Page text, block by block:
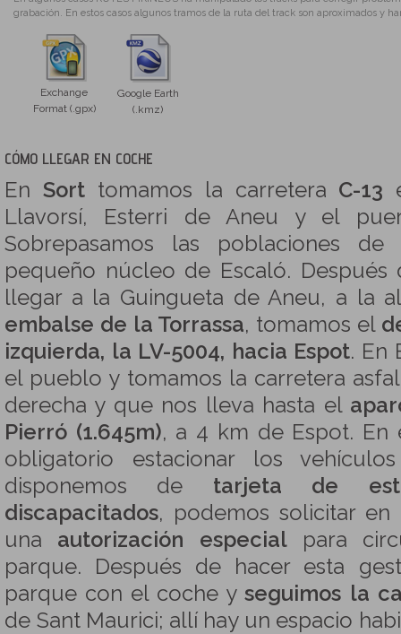
grabación. En estos casos algunos tramos de la ruta del track son aproximados y
Exchange
Format (.gpx)
Google Earth
(.kmz)
CÓMO LLEGAR EN COCHE
En Sorttomamos la carretera C-13
Llavorsí, Esterri de Aneu y el
Sobrepasamos las poblaciones
pequeño núcleo de Escaló. Después
llegar a la Guingueta de Aneu, a la
embalse de la Torrassa, tomamos el
izquierda, la LV-5004, hacia Espot. En
el pueblo y tomamos la carretera
derecha y que nos lleva hasta el
Pierró (1.645m), a 4 km de Espot. En
obligatorio estacionar los
disponemos de tarjeta de
discapacitados, podemos solicitar
una autorización especialpara
parque. Después de hacer esta
parque con el coche yseguimos la
de Sant Maurici; allí hay un espacio